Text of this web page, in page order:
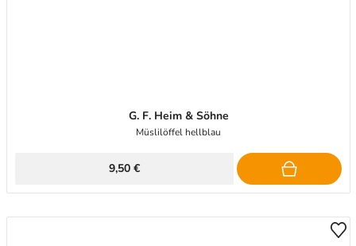
G. F. Heim & Söhne
Müslilöffel hellblau
9,50 €